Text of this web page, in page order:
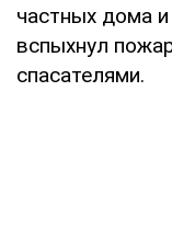
частных дома
вспыхнул
спасателями.